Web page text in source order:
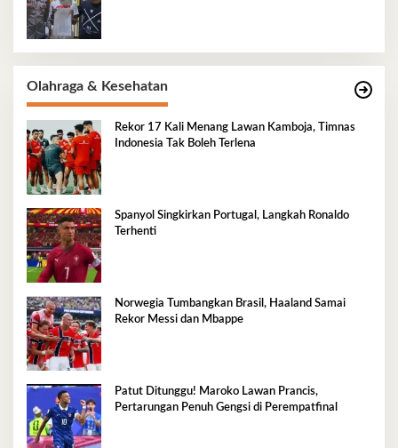
Olahraga & Kesehatan
Rekor 17 Kali Menang Lawan Kamboja, Timnas
Indonesia Tak Boleh Terlena
Spanyol Singkirkan Portugal, Langkah Ronaldo
Terhenti
Norwegia Tumbangkan Brasil, Haaland Samai
Rekor Messi dan Mbappe
Patut Ditunggu! Maroko Lawan Prancis,
Pertarungan Penuh Gengsi di Perempatfinal